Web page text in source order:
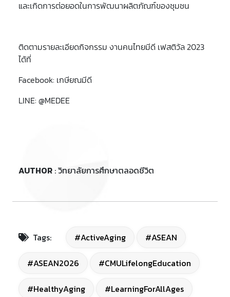
และเกิดการต่อยอดในการพัฒนาผลิตภัณฑ์ของชุมชน
ติดตามรายละเอียดกิจกรรม งานคนไทยมีดี เฟสติวัล 2023
ได้ที่
Facebook: เกษียณมีดี
LINE: @MEDEE
AUTHOR : วิทยาลัยการศึกษาตลอดชีวิต
Tags: #ActiveAging #ASEAN
#ASEAN2026 #CMULifelongEducation
#HealthyAging #LearningForAllAges